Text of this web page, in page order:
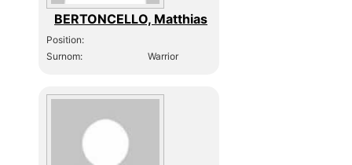
BERTONCELLO, Matthias
Position:
Surnom:
Warrior